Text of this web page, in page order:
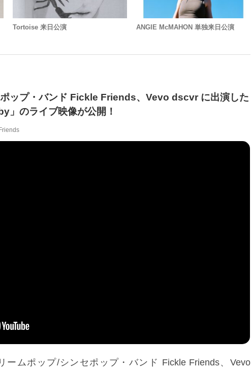
Tortoise 来日公演 ANGIE McMAHON 単独来日公演
ップ・バンド Fickle Friends、Vevo dscvr に出演した
」のライブ映像が公開！
ームポップ/シンセポップ・バンド Fickle Friends、Vevo